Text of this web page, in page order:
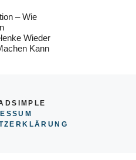
– Wie
Wieder
Kann